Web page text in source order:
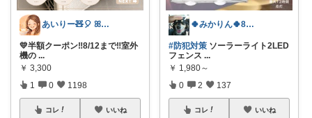
あいりー🧸🎈 ꕤ毎日を快適にꕤ
💛半額クーポン‼️8/12まで‼️室外
機の ...
￥ 3,300
1 0 1198
コレ いいね
🍀みかりん🍀8月宜しくお願いします✨
#防犯対策 ソーラーライト2LED
フェンス ...
￥ 1,980～
0 2 137
コレ いいね